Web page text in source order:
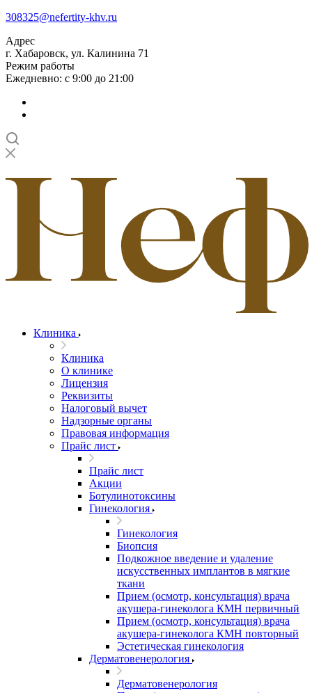
308325@nefertity-khv.ru
Адрес
г. Хабаровск, ул. Калинина 71
Режим работы
Ежедневно: с 9:00 до 21:00
Клиника
Клиника
О клинике
Лицензия
Реквизиты
Налоговый вычет
Надзорные органы
Правовая информация
Прайс лист
Прайс лист
Акции
Ботулинотоксины
Гинекология
Гинекология
Биопсия
Подкожное введение и удаление
искусственных имплантов в мягкие
ткани
Прием (осмотр, консультация) врача
акушера-гинеколога КМН первичный
Прием (осмотр, консультация) врача
акушера-гинеколога КМН повторный
Эстетическая гинекология
Дерматовенерология
Дерматовенерология